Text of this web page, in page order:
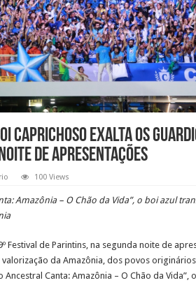
Caprichoso exalta os
de apresentações
100 Views
Amazônia – O Chão da Vida”, o boi azul
Festival de Parintins, na segunda noite de
da Amazônia, dos povos
Canta: Amazônia – O Chão da Vida”,